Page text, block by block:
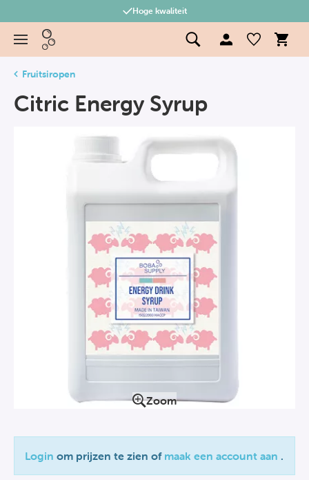
Hoge kwaliteit
Fruitsiropen
Citric Energy Syrup
Zoom
Login om prijzen te zien of maak een account aan .